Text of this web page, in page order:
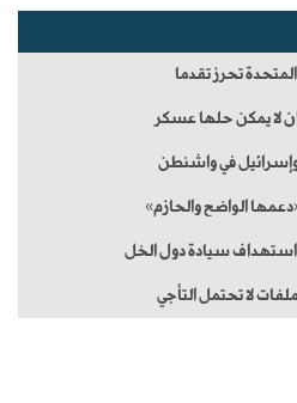
المتحدة تحرز تقدما
لا يمكن حلها عسكر
وإسرائيل في واشنطن
الواضح والحازم»
استهداف سيادة دول الخل
لا تحتمل التأجي